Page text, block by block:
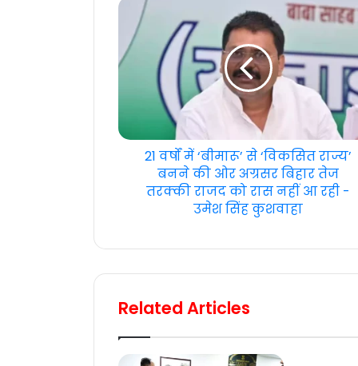
21 वर्षों में ‘बीमारू’ से ‘विकसित राज्य’
बनने की ओर अग्रसर बिहार तेज
तरक्की राजद को रास नहीं आ रही -
उमेश सिंह कुशवाहा
Related Articles